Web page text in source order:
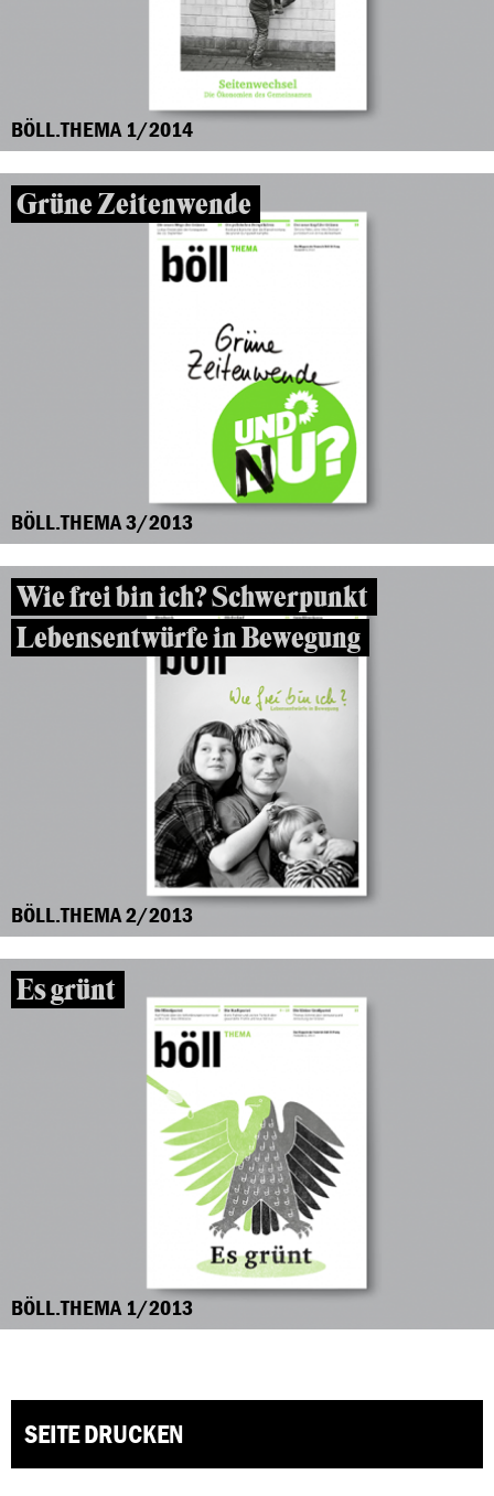
BÖLL.THEMA 1/2014
Grüne Zeitenwende
BÖLL.THEMA 3/2013
Wie frei bin ich? Schwerpunkt
Lebensentwürfe in Bewegung
BÖLL.THEMA 2/2013
Es grünt
BÖLL.THEMA 1/2013
SEITE DRUCKEN